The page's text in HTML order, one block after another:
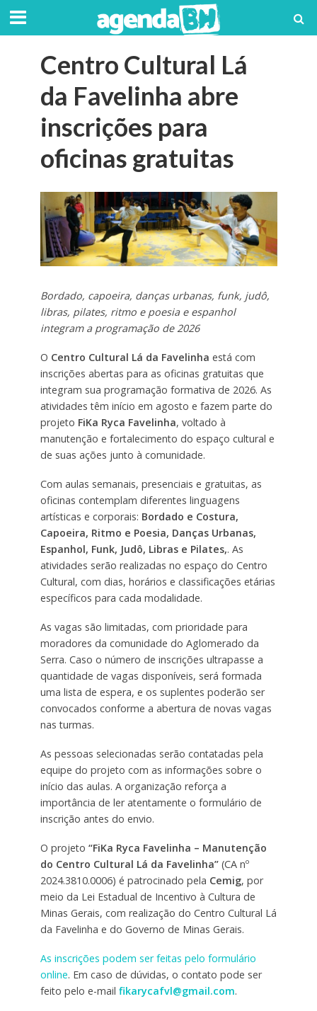
Centro Cultural Lá
da Favelinha abre
inscrições para
oficinas gratuitas
Bordado, capoeira, danças urbanas, funk, judô,
libras, pilates, ritmo e poesia e espanhol
integram a programação de 2026
O Centro Cultural Lá da Favelinha está com
inscrições abertas para as oficinas gratuitas que
integram sua programação formativa de 2026. As
atividades têm início em agosto e fazem parte do
projeto FiKa Ryca Favelinha, voltado à
manutenção e fortalecimento do espaço cultural e
de suas ações junto à comunidade.
Com aulas semanais, presenciais e gratuitas, as
oficinas contemplam diferentes linguagens
artísticas e corporais: Bordado e Costura,
Capoeira, Ritmo e Poesia, Danças Urbanas,
Espanhol, Funk, Judô, Libras e Pilates,. As
atividades serão realizadas no espaço do Centro
Cultural, com dias, horários e classificações etárias
específicos para cada modalidade.
As vagas são limitadas, com prioridade para
moradores da comunidade do Aglomerado da
Serra. Caso o número de inscrições ultrapasse a
quantidade de vagas disponíveis, será formada
uma lista de espera, e os suplentes poderão ser
convocados conforme a abertura de novas vagas
nas turmas.
As pessoas selecionadas serão contatadas pela
equipe do projeto com as informações sobre o
início das aulas. A organização reforça a
importância de ler atentamente o formulário de
inscrição antes do envio.
O projeto “FiKa Ryca Favelinha – Manutenção
do Centro Cultural Lá da Favelinha”(CA nº
2024.3810.0006) é patrocinado pela Cemig, por
meio da Lei Estadual de Incentivo à Cultura de
Minas Gerais, com realização do Centro Cultural Lá
da Favelinha e do Governo de Minas Gerais.
As inscrições podem ser feitas pelo formulário
online. Em caso de dúvidas, o contato pode ser
feito pelo e-mail fikarycafvl@gmail.com.